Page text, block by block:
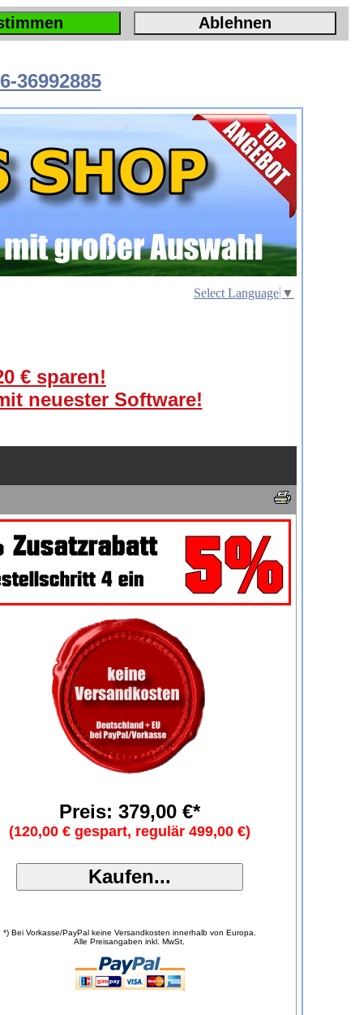
Ablehnen
36992885
Select Language ▼
€ sparen!
neuester Software!
Preis: 379,00 €*
(120,00 € gespart, regulär 499,00 €)
*) Bei Vorkasse/PayPal keine Versandkosten innerhalb von Europa.
Alle Preisangaben inkl. MwSt.